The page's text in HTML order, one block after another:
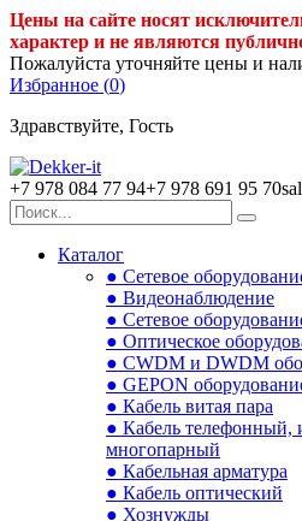
Цены на сайте носят
характер и не являются
Пожалуйста уточняйте цены и
Избранное (0)
Здравствуйте, Гость
+7 978 084 77 94+7 978 691 95 70
Каталог
● Сетевое
● Видеонаблюдение
● Сетевое
● Оптическое
● CWDM и DWDM
● GEPON
● Кабель витая пара
● Кабель телефонный,
многопарный
● Кабельная арматура
● Кабель оптический
● Хознужды